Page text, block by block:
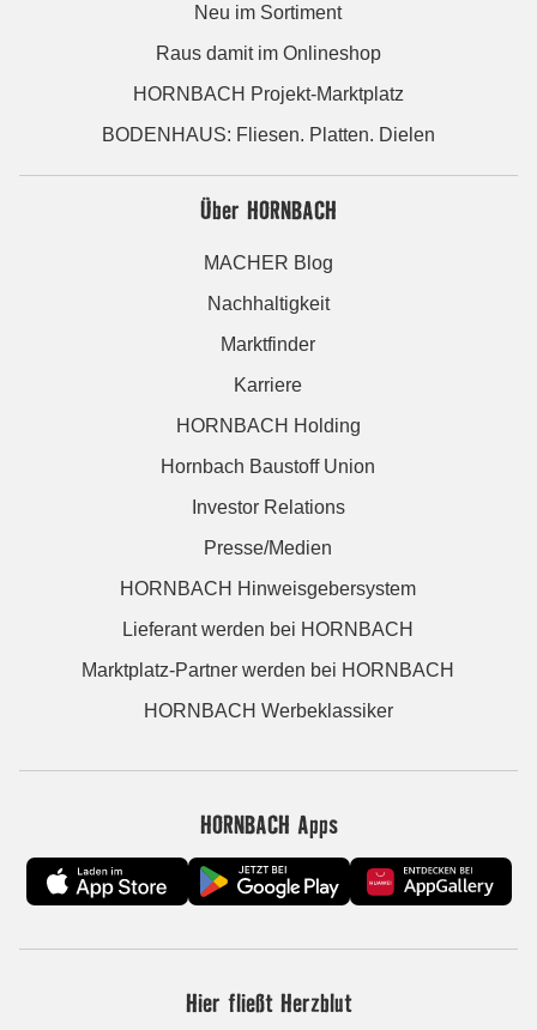
Neu im Sortiment
Raus damit im Onlineshop
HORNBACH Projekt-Marktplatz
BODENHAUS: Fliesen. Platten. Dielen
Über HORNBACH
MACHER Blog
Nachhaltigkeit
Marktfinder
Karriere
HORNBACH Holding
Hornbach Baustoff Union
Investor Relations
Presse/Medien
HORNBACH Hinweisgebersystem
Lieferant werden bei HORNBACH
Marktplatz-Partner werden bei HORNBACH
HORNBACH Werbeklassiker
HORNBACH Apps
Hier fließt Herzblut